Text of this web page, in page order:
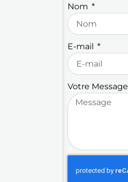
Nom
E-mail
Votre Message